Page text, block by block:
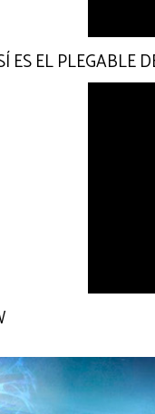
EL PLEGABLE